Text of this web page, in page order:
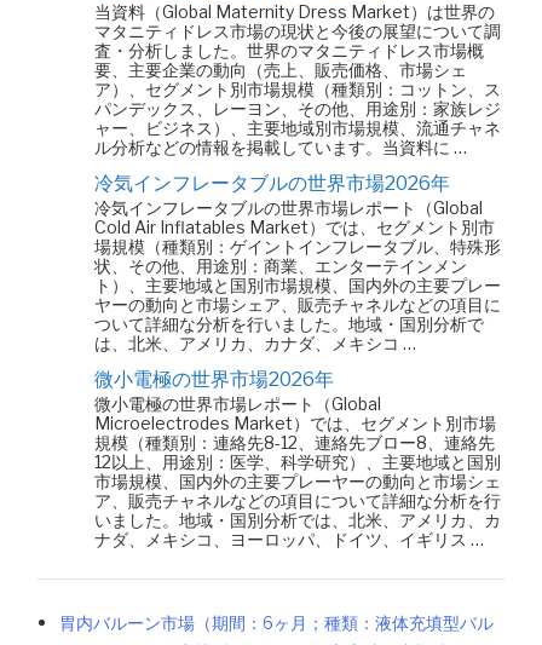
当資料（Global Maternity Dress Market）は世界の
マタニティドレス市場の現状と今後の展望について調
査・分析しました。世界のマタニティドレス市場概
要、主要企業の動向（売上、販売価格、市場シェ
ア）、セグメント別市場規模（種類別：コットン、ス
パンデックス、レーヨン、その他、用途別：家族レジ
ャー、ビジネス）、主要地域別市場規模、流通チャネ
ル分析などの情報を掲載しています。当資料に …
冷気インフレータブルの世界市場2026年
冷気インフレータブルの世界市場レポート（Global
Cold Air Inflatables Market）では、セグメント別市
場規模（種類別：ゲイントインフレータブル、特殊形
状、その他、用途別：商業、エンターテインメン
ト）、主要地域と国別市場規模、国内外の主要プレー
ヤーの動向と市場シェア、販売チャネルなどの項目に
ついて詳細な分析を行いました。地域・国別分析で
は、北米、アメリカ、カナダ、メキシコ …
微小電極の世界市場2026年
微小電極の世界市場レポート（Global
Microelectrodes Market）では、セグメント別市場
規模（種類別：連絡先8-12、連絡先ブロー8、連絡先
12以上、用途別：医学、科学研究）、主要地域と国別
市場規模、国内外の主要プレーヤーの動向と市場シェ
ア、販売チャネルなどの項目について詳細な分析を行
いました。地域・国別分析では、北米、アメリカ、カ
ナダ、メキシコ、ヨーロッパ、ドイツ、イギリス …
胃内バルーン市場（期間：6ヶ月；種類：液体充填型バル